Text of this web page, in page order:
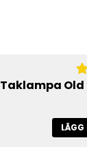
Taklampa Old